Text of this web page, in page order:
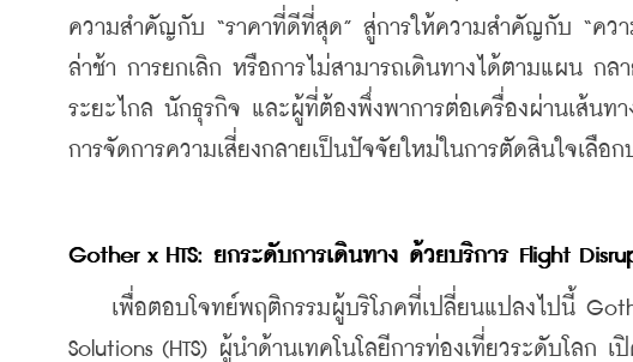
ความสำคัญกับ “ราคาที่ดีที่สุด” สู่การให้ความสำคัญกับ “ควา
ล่าช้า การยกเลิก หรือการไม่สามารถเดินทางได้ตามแผน ก
ระยะไกล นักธุรกิจ และผู้ที่ต้องพึ่งพาการต่อเครื่องผ่านเส้นท
การจัดการความเสี่ยงกลายเป็นปัจจัยใหม่ในการตัดสินใจเลือก
Gother x HTS: ยกระดับการเดินทาง ด้วยบริการ Flight
เพื่อตอบโจทย์พฤติกรรมผู้บริโภคที่เปลี่ยนแปลงไปนี้
Solutions (HTS) ผู้นำด้านเทคโนโลยีการท่องเที่ยวระดับโลก